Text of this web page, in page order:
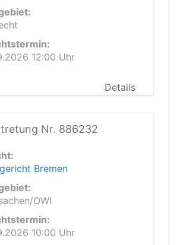
12:00 Uhr
Details
Nr. 886232
Bremen
OWI
10:00 Uhr